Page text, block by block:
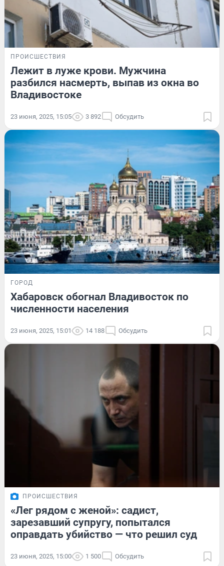
ПРОИСШЕСТВИЯ
Лежит в луже крови. Мужчина
разбился насмерть, выпав из окна во
Владивостоке
23 июня, 2025, 15:05 3 892 Обсудить
ГОРОД
Хабаровск обогнал Владивосток по
численности населения
23 июня, 2025, 15:01 14 188 Обсудить
ПРОИСШЕСТВИЯ
«Лег рядом с женой»: садист,
зарезавший супругу, попытался
оправдать убийство — что решил суд
23 июня, 2025, 15:00 1 500 Обсудить